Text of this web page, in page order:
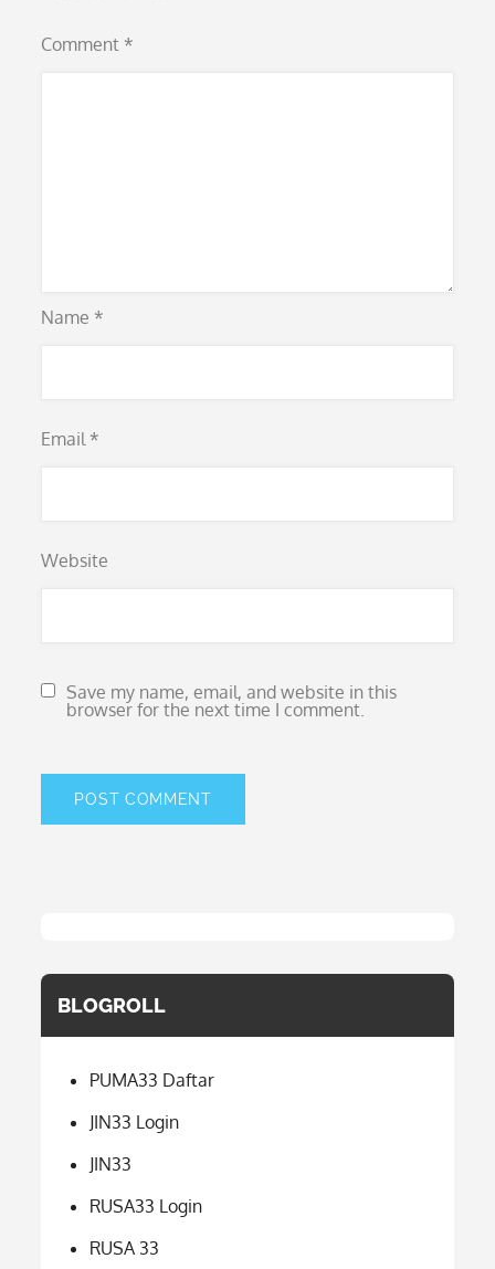
Comment *
Name *
Email *
Website
Save my name, email, and website in this
browser for the next time I comment.
BLOGROLL
PUMA33 Daftar
JIN33 Login
JIN33
RUSA33 Login
RUSA 33